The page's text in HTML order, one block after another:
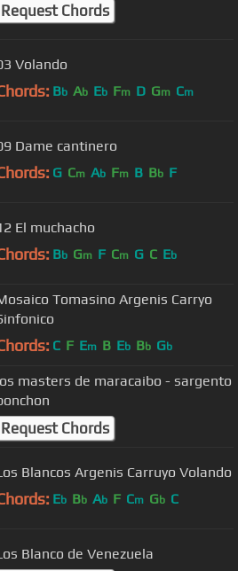
Request Chords
Volando
Bb Ab Eb Fm D Gm Cm
Dame cantinero
G Cm Ab Fm B Bb F
El muchacho
Bb Gm F Cm G C Eb
Tomasino Argenis Carryo
C F Em B Eb Bb Gb
masters de maracaibo - sargento
Request Chords
Blancos Argenis Carruyo Volando
Eb Bb Ab F Cm Gb C
Blanco de Venezuela